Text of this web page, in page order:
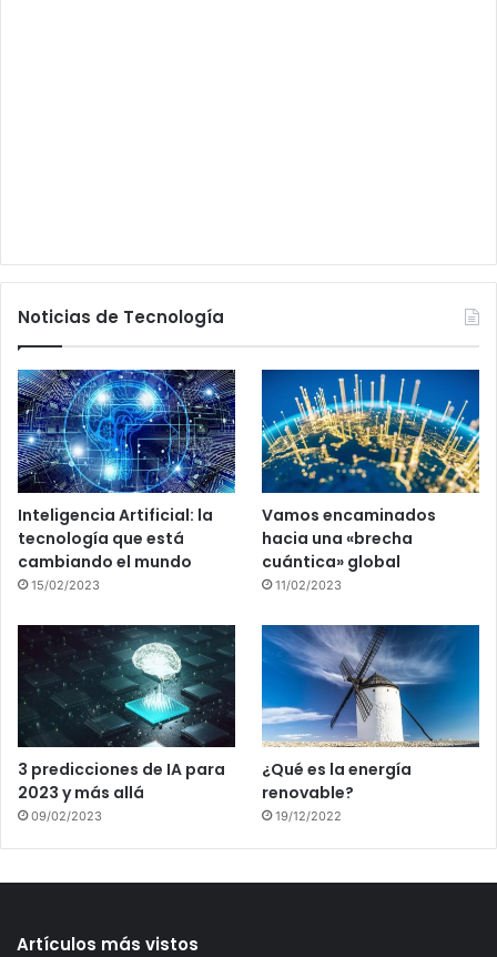
Noticias de Tecnología
Inteligencia Artificial: la
tecnología que está
cambiando el mundo
15/02/2023
Vamos encaminados
hacia una «brecha
cuántica» global
11/02/2023
3 predicciones de IA para
2023 y más allá
09/02/2023
¿Qué es la energía
renovable?
19/12/2022
Artículos más vistos